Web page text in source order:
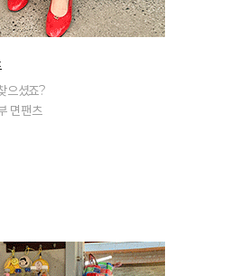
으셨죠?
면팬츠